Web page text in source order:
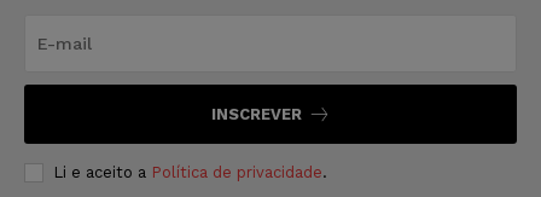
INSCREVER
Li e aceito a Política de privacidade.